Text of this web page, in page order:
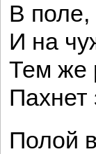
В поле,
И на
Тем же
Пахнет
Полой